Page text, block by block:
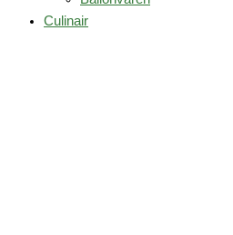
Culinair